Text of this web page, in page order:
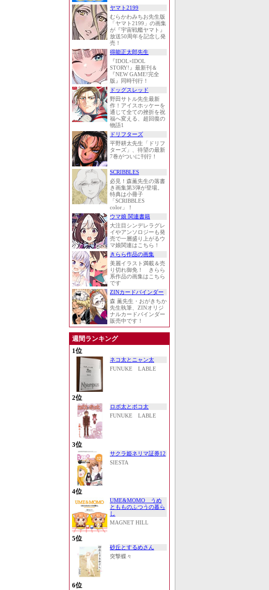
ヤマト2199
むらかわみちお先生版
「ヤマト2199」の画集
が『宇宙戦艦ヤマト』
放送50周年を記念し発
売！
得能正太郎先生
『IDOL×IDOL
STORY!』最新刊＆
『NEW GAME!完全
版』同時刊行！
ドッグスレッド
野田サトル先生最新
作！アイスホッケーを
通じて全ての挫折を祝
福へ変える、超回復の
物語1
ドリフターズ
平野耕太先生「ドリフ
ターズ」、待望の最新
7巻がついに刊行！
SCRIBBLES
必見！森薫先生の落書
き画集第3弾が登場。
特典は小冊子
「SCRIBBLES
color」！
ウマ娘 関連書籍
大注目シンデレラグレ
イやアンソロジーも発
売で一層盛り上がるウ
マ娘関連はこちら！
きらら作品の画集
美麗イラスト満載＆売
り切れ御免！ きらら
系作品の画集はこちら
です
ZINカードバインダー
森 薫先生・おがきちか
先生執筆、ZINオリジ
ナルカードバインダー
販売中です！
週間ランキング
1位
ネコ太とニャン太
FUNUKE LABLE
2位
ロボ太とポコ太
FUNUKE LABLE
3位
サクラ姫ネリマ証券12
SIESTA
4位
UME&MOMO うめ
ともものふつうの暮ら
し
MAGNET HILL
5位
砂丘とするめさん
突撃蝶々
6位